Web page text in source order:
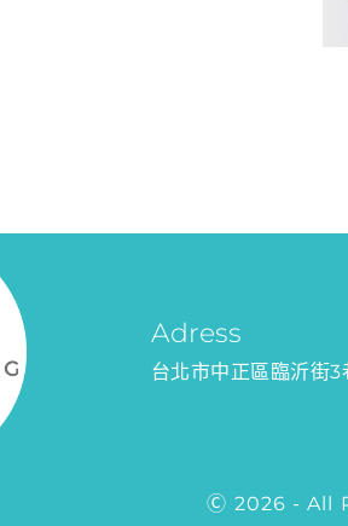
Adress
台北市中正區臨沂街3
Ⓒ 2026 - All